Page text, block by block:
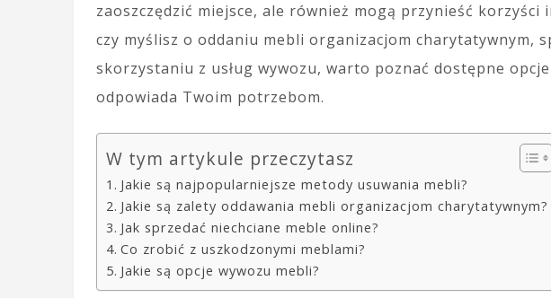
zaoszczędzić miejsce, ale również mogą przynieść korzyści
czy myślisz o oddaniu mebli organizacjom charytatywnym,
skorzystaniu z usług wywozu, warto poznać dostępne
odpowiada Twoim potrzebom.
W tym artykule przeczytasz
Jakie są najpopularniejsze metody usuwania mebli?
Jakie są zalety oddawania mebli organizacjom charytatywnym?
Jak sprzedać niechciane meble online?
Co zrobić z uszkodzonymi meblami?
Jakie są opcje wywozu mebli?